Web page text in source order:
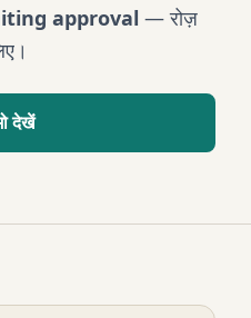
approval — रोज़
देखें